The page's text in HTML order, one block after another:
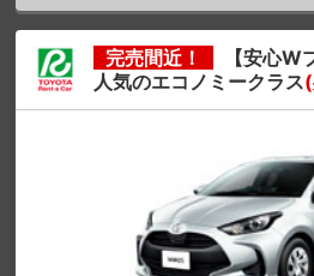
完売間近！
【安心W
人気のエコノミークラス